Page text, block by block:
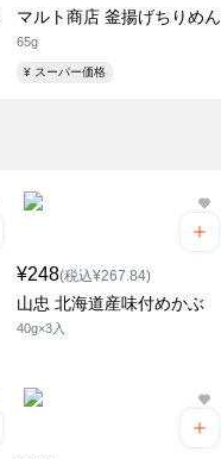
マルト商店 釜揚げちりめん
65g
¥ スーパー価格
¥248(税込¥267.84)
山忠 北海道産味付めかぶ
40g×3入